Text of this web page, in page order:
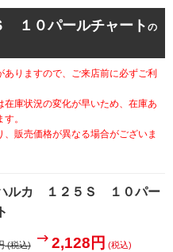
０パールチャート の
りますので、ご来店前に必ずご利
庫状況の変化が早いため、在庫あ
。
販売価格が異なる場合がございま
ルカ １２５Ｓ １０パー
(税込) 2,128円 (税込)